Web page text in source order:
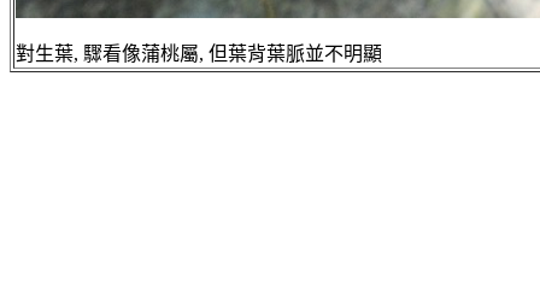
對生葉, 驟看像蒲桃屬, 但葉背葉脈並不明顯